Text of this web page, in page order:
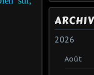
2026
Août